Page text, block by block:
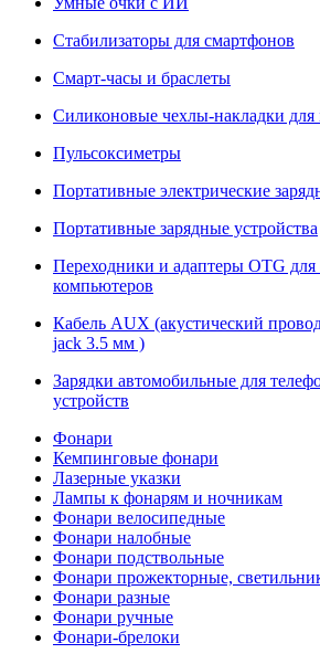
Стабилизаторы для смартфонов
Смарт-часы и браслеты
Силиконовые чехлы-накладки для
Пульсоксиметры
Портативные электрические
Портативные зарядные устройства
Переходники и адаптеры OTG
компьютеров
Кабель AUX (акустический
jack 3.5 мм )
Зарядки автомобильные для
устройств
Фонари
Кемпинговые фонари
Лазерные указки
Лампы к фонарям и ночникам
Фонари велосипедные
Фонари налобные
Фонари подствольные
Фонари прожекторные,
Фонари разные
Фонари ручные
Фонари-брелоки